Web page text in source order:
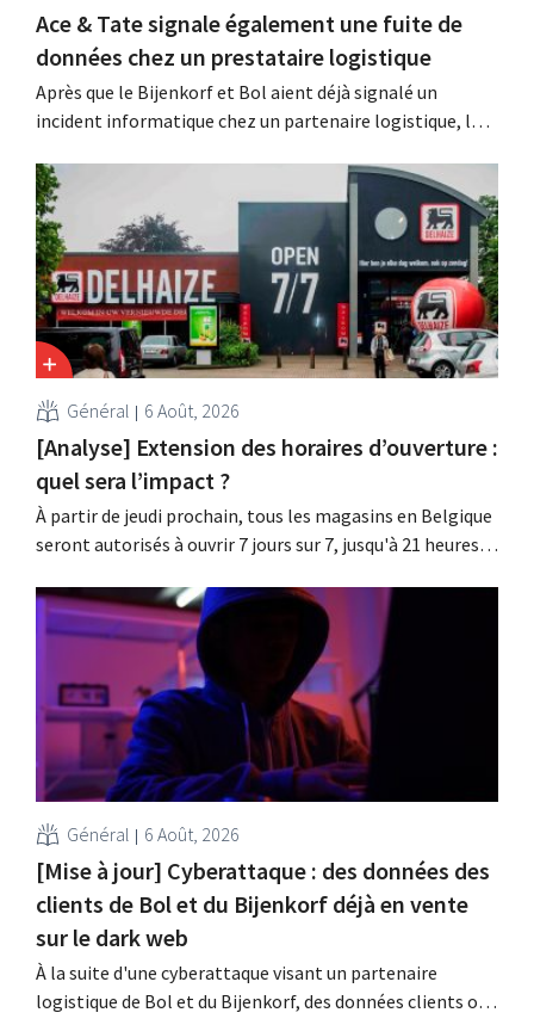
Ace & Tate signale également une fuite de
données chez un prestataire logistique
Après que le Bijenkorf et Bol aient déjà signalé un
incident informatique chez un partenaire logistique, la
clients d'une fuite de données. Les données financières,
les noms d'utilisateur et les mots de passe n'ont pas été
affectés.
Général 6 Août, 2026
[Analyse] Extension des horaires d’ouverture :
quel sera l’impact ?
À partir de jeudi prochain, tous les magasins en Belgique
seront autorisés à ouvrir 7 jours sur 7, jusqu'à 21 heures.
faut. De plus, la législation du travail constitue un
obstacle. Les conditions sont-elles équitables pour tous
Général 6 Août, 2026
[Mise à jour] Cyberattaque : des données des
clients de Bol et du Bijenkorf déjà en vente
sur le dark web
À la suite d'une cyberattaque visant un partenaire
logistique de Bol et du Bijenkorf, des données clients ont